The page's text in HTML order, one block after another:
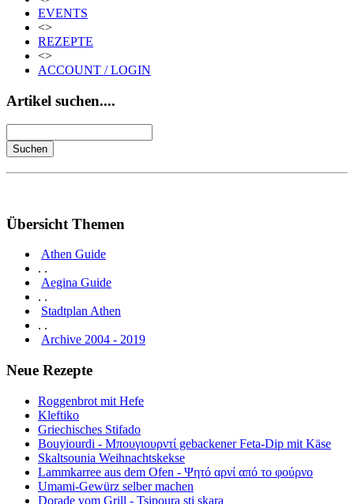
EVENTS
<>
REZEPTE
<>
ACCOUNT / LOGIN
Artikel suchen....
Übersicht Themen
Athen Guide
. .
Aegina Guide
. .
Stadtplan Athen
. .
Archive 2004 - 2019
Neue Rezepte
Roggenbrot mit Hefe
Kleftiko
Griechisches Stifado
Bouyiourdi - Μπουγιουρντί gebackener Feta-Dip mit Käse
Skaltsounia Weihnachtskekse
Lammkarree aus dem Ofen - Ψητό αρνί από το φούρνο
Umami-Gewürz selber machen
Dorade vom Grill - Tsipoura sti skara